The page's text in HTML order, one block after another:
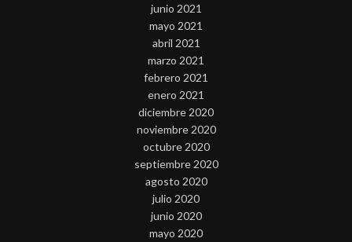
junio 2021
mayo 2021
abril 2021
marzo 2021
febrero 2021
enero 2021
diciembre 2020
noviembre 2020
octubre 2020
septiembre 2020
agosto 2020
julio 2020
junio 2020
mayo 2020